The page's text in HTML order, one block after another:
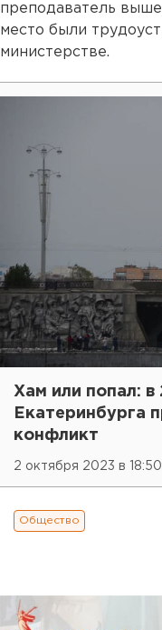
преподаватель
место были
министерстве.
Хам или попал: в
Екатеринбурга
конфликт
2 октября 2023 в 18:50
Общество